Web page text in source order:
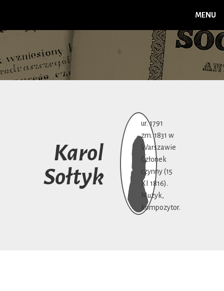
MENU
Karol
Sołtyk
ur. 1791
zm. 1831 w
Warszawie
Członek
czynny (15
XI 1816).
Muzyk,
kompozytor.